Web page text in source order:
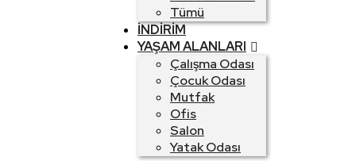
Tümü
İNDIRIM
YAŞAM ALANLARI
Çalışma Odası
Çocuk Odası
Mutfak
Ofis
Salon
Yatak Odası